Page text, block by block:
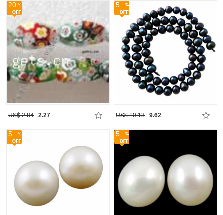
20
US$ 2.84 2.27
5
US$ 10.13 9.62
5 5